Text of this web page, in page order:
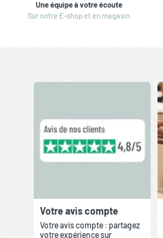
Une équipe à votre écoute
Sur notre E-shop et en magasin
Votre avis compte
Votre avis compte : partagez
votre expérience sur